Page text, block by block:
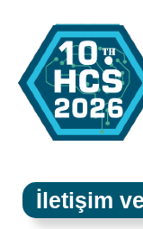
İletişim